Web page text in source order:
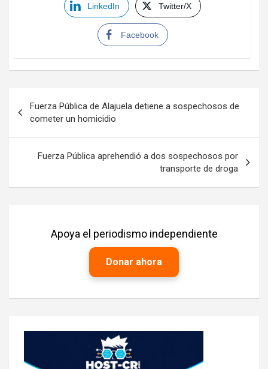
LinkedIn Twitter/X
Facebook
de
entradas
Fuerza Pública de Alajuela detiene a sospechosos de
cometer un homicidio
Fuerza Pública aprehendió a dos sospechosos por
transporte de droga
Apoya el periodismo independiente
Donar ahora